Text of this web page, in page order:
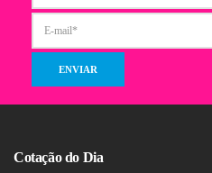
Cotação do Dia